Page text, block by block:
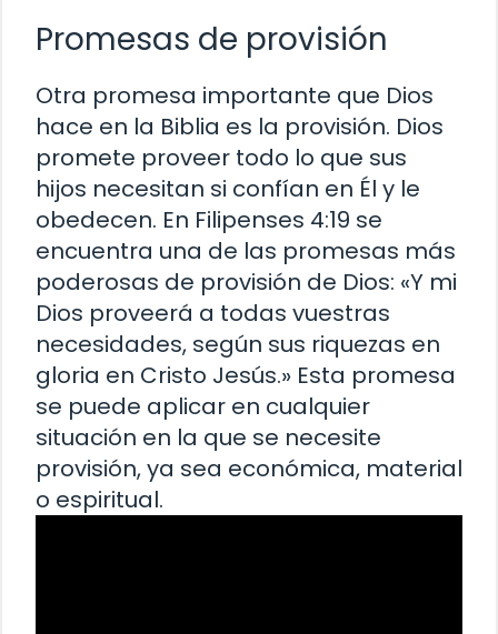
Promesas de provisión
Otra promesa importante que Dios
hace en la Biblia es la provisión. Dios
promete proveer todo lo que sus
hijos necesitan si confían en Él y le
obedecen. En Filipenses 4:19 se
encuentra una de las promesas más
poderosas de provisión de Dios: «Y mi
Dios proveerá a todas vuestras
necesidades, según sus riquezas en
gloria en Cristo Jesús.» Esta promesa
se puede aplicar en cualquier
situación en la que se necesite
provisión, ya sea económica, material
o espiritual.